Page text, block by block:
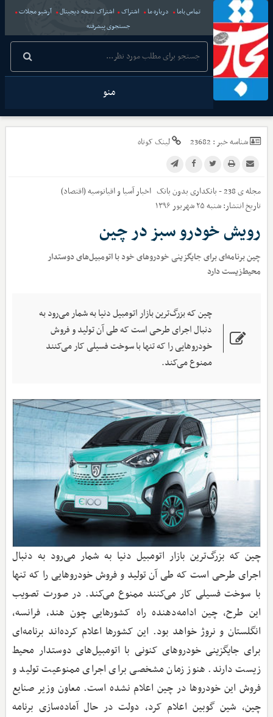
تماس باما درباره ما اشتراک اشتراک نسخه دیجیتال
آرشیو مجلات
جستجوی پیشرفته
منو
شناسه خبر : 23682 لینک کوتاه
مجله ی 238 - بانکداری بدون بانک اخبارآسیا و اقیانوسیه (اقتصاد)
تاریخ انتشار:شنبه ۲۵ شهریور ۱۳۹۶
رویش خودرو سبز در چین
چین برنامه‌ای برای جایگزینی خودروهای خود با اتومبیل‌های دوستدار
محیط‌زیست دارد
چین که بزرگ‌ترین بازار اتومبیل دنیا به شمار می‌رود به
دنبال اجرای طرحی است که طی آن تولید و فروش
خودروهایی را که تنها با سوخت فسیلی کار می‌کنند
ممنوع می‌کند.
چین که بزرگ‌ترین بازار اتومبیل دنیا به شمار می‌رود به دنبال
اجرای طرحی است که طی آن تولید و فروش خودروهایی را که تنها
با سوخت فسیلی کار می‌کنند ممنوع می‌کند. در صورت تصویب
این طرح، چین ادامه‌دهنده راه کشورهایی چون هند، فرانسه،
انگلستان و نروژ خواهد بود. این کشورها اعلام کرده‌اند برنامه‌ای
برای جایگزینی خودروهای کنونی با اتومبیل‌های دوستدار محیط
‌زیست دارند. هنوز زمان مشخصی برای اجرای ممنوعیت تولید و
فروش این خودروها در چین اعلام نشده است. معاون وزیر صنایع
چین، شین گوبین اعلام کرد، دولت در حال آماده‌سازی برنامه